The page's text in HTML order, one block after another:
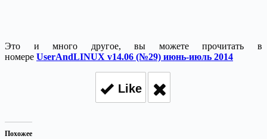
Это и много другое, вы можете прочитать в
номере UserAndLINUX v14.06 (№29) июнь-июль 2014
Like
Похожее